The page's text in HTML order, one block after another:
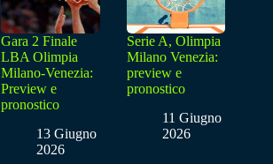
Gara 2 Finale
LBA Olimpia
Milano-Venezia:
Preview e
pronostico
13 Giugno
2026
Serie A, Olimpia
Milano Venezia:
preview e
pronostico
11 Giugno
2026